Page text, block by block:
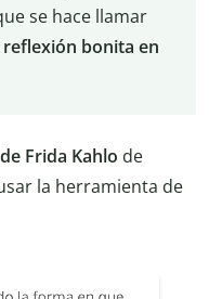
se hace llamar
reflexión bonita en
Frida Kahlo de
la herramienta de